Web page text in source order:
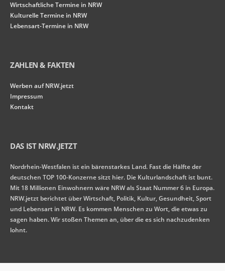
Wirtschaftliche Termine in NRW
Kulturelle Termine in NRW
Lebensart-Termine in NRW
ZAHLEN & FAKTEN
Werben auf NRW.jetzt
Impressum
Kontakt
DAS IST NRW.JETZT
Nordrhein-Westfalen ist ein bärenstarkes Land. Fast die Hälfte der
deutschen TOP 100-Konzerne sitzt hier. Die Kulturlandschaft ist bunt.
Mit 18 Millionen Einwohnern wäre NRW als Staat Nummer 6 in Europa.
NRW.jetzt berichtet über Wirtschaft, Politik, Kultur, Gesundheit, Sport
und Lebensart in NRW. Es kommen Menschen zu Wort, die etwas zu
sagen haben. Wir stoßen Themen an, über die es sich nachzudenken
lohnt.